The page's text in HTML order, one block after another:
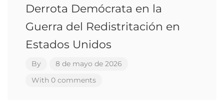
Derrota Demócrata en la
Guerra del Redistritación en
Estados Unidos
By
8 de mayo de 2026
With 0 comments